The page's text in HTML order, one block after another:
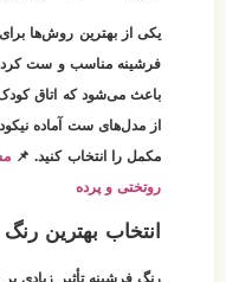
یکی از بهترین روش‌ها
فرشینه مناسب و ست
باعث می‌شود که اتاق کودک
از مدل‌های ست آماده
مکمل را انتخاب کنید. 📌
روتختی و پرده
انتخاب بهترین
رنگ فرشینه تأثیر زیادی